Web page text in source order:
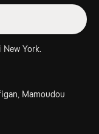
York.
Mamoudou